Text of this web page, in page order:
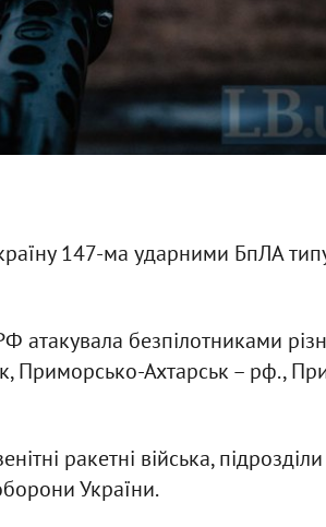
147-ма ударними БпЛА
атакувала безпілотниками
Приморсько-Ахтарськ – рф.,
ракетні війська,
України.